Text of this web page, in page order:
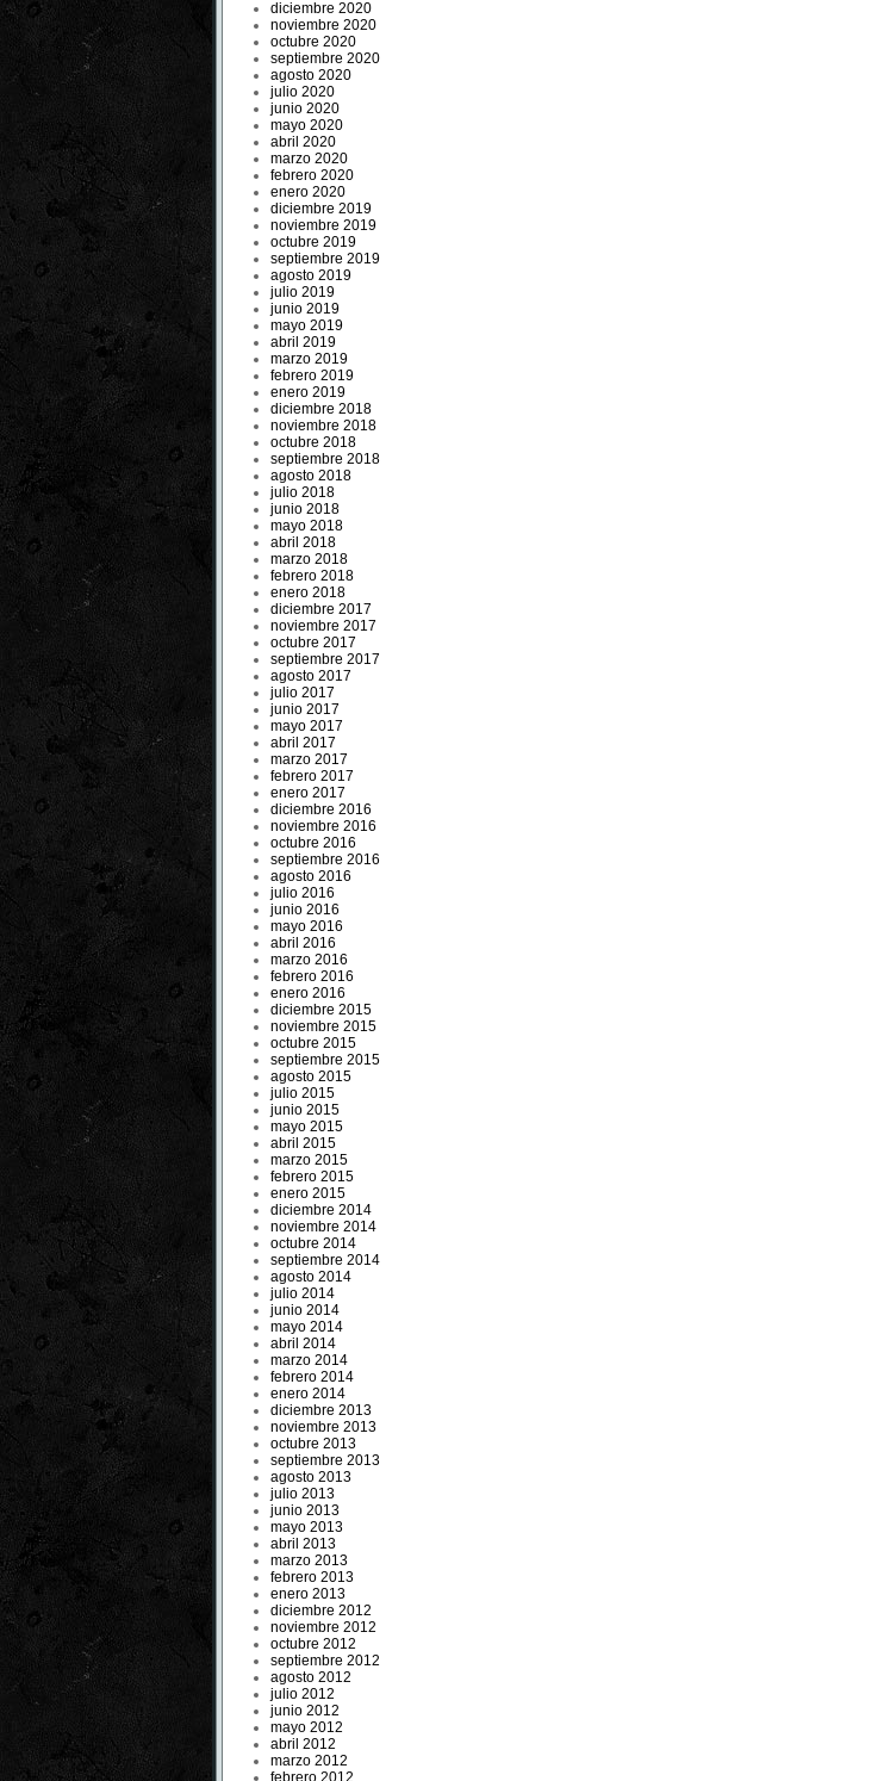
diciembre 2020
noviembre 2020
octubre 2020
septiembre 2020
agosto 2020
julio 2020
junio 2020
mayo 2020
abril 2020
marzo 2020
febrero 2020
enero 2020
diciembre 2019
noviembre 2019
octubre 2019
septiembre 2019
agosto 2019
julio 2019
junio 2019
mayo 2019
abril 2019
marzo 2019
febrero 2019
enero 2019
diciembre 2018
noviembre 2018
octubre 2018
septiembre 2018
agosto 2018
julio 2018
junio 2018
mayo 2018
abril 2018
marzo 2018
febrero 2018
enero 2018
diciembre 2017
noviembre 2017
octubre 2017
septiembre 2017
agosto 2017
julio 2017
junio 2017
mayo 2017
abril 2017
marzo 2017
febrero 2017
enero 2017
diciembre 2016
noviembre 2016
octubre 2016
septiembre 2016
agosto 2016
julio 2016
junio 2016
mayo 2016
abril 2016
marzo 2016
febrero 2016
enero 2016
diciembre 2015
noviembre 2015
octubre 2015
septiembre 2015
agosto 2015
julio 2015
junio 2015
mayo 2015
abril 2015
marzo 2015
febrero 2015
enero 2015
diciembre 2014
noviembre 2014
octubre 2014
septiembre 2014
agosto 2014
julio 2014
junio 2014
mayo 2014
abril 2014
marzo 2014
febrero 2014
enero 2014
diciembre 2013
noviembre 2013
octubre 2013
septiembre 2013
agosto 2013
julio 2013
junio 2013
mayo 2013
abril 2013
marzo 2013
febrero 2013
enero 2013
diciembre 2012
noviembre 2012
octubre 2012
septiembre 2012
agosto 2012
julio 2012
junio 2012
mayo 2012
abril 2012
marzo 2012
febrero 2012